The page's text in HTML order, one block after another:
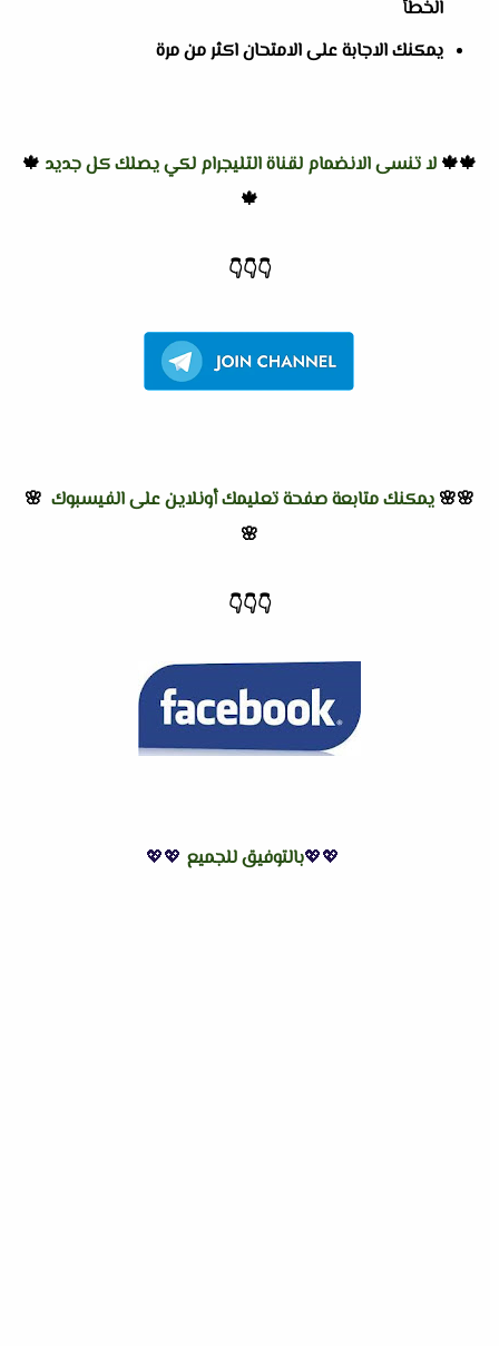
الخطأ
يمكنك الاجابة على الامتحان اكثر من مرة
🍁🍁 لا تنسى الانضمام لقناة التليجرام لكي يصلك كل جديد 🍁
🍁
👇
👇
👇
🌸🌸 يمكنك متابعة صفحة تعليمك أونلاين على الفيسبوك 🌸
🌸
👇
👇
👇
💖💖بالتوفيق للجميع 💖💖